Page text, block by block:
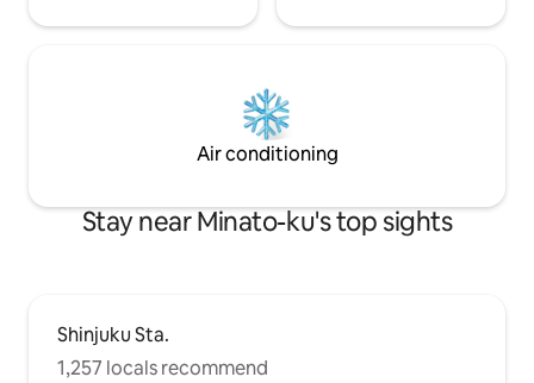
現地での対面手続きは必要ありません。
キ店がございます。ご希望の場合は事前
にお問い合わせください。 15泊以上ご宿
泊のお客様には、滞在中1回の無料清掃サ
ご希望の日付をご指定いただけます。
【荷物預かり】 チェックイン日およびチ
りません。現金、パスポート、貴重品な
どは置かず、お客様ご自身の責任で適切
に管理してください。 【注意事項】 *港
Air conditioning
Stay near Minato-ku's top sights
Shinjuku Sta.
1,257 locals recommend